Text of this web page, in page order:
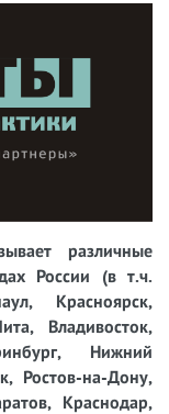
различные
России (в т.ч.
Красноярск,
Владивосток,
Нижний
Ростов-на-Дону,
Краснодар,